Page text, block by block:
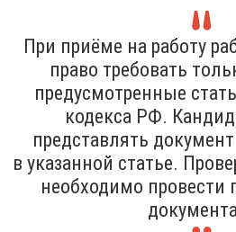
При приёме на работу
право требовать
предусмотренные
кодекса РФ.
представлять
в указанной статье.
необходимо